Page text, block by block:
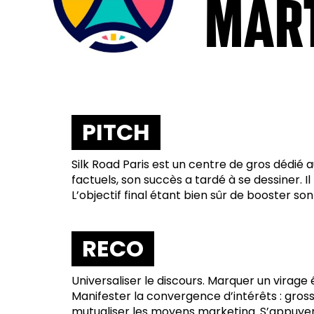
PITCH
Silk Road Paris est un centre de gros
factuels, son succès a tardé à se dessiner.
L’objectif final étant bien sûr de booster
RECO
Universaliser le discours. Marquer un
Manifester la convergence d’intérêts :